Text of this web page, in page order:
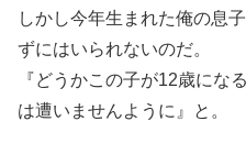
しかし今年生まれた俺の息
ずにはいられないのだ。
『どうかこの子が12歳にな
は遭いませんように』と。